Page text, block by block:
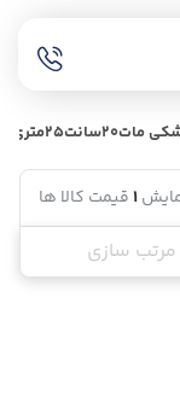
1قیمت کالا ها
مرتب سازی